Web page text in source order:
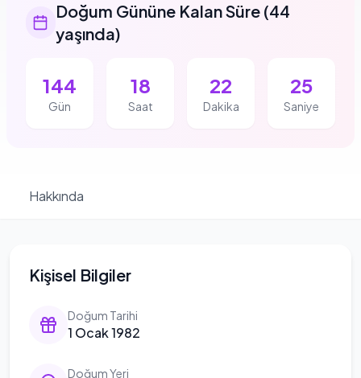
Doğum Gününe Kalan Süre(44
yaşında)
144
Gün
18
Saat
22
Dakika
25
Saniye
Hakkında
Kişisel Bilgiler
Doğum Tarihi
1 Ocak 1982
Doğum Yeri